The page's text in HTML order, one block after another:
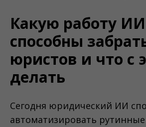
Какую работу ИИ
способны
юристов и что с
делать
Сегодня юридический ИИ
автоматизировать рутинные